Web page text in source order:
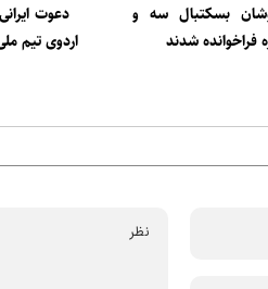
بسکتبال سه و
فراخوانده شدند
دعوت
اردوی تیم